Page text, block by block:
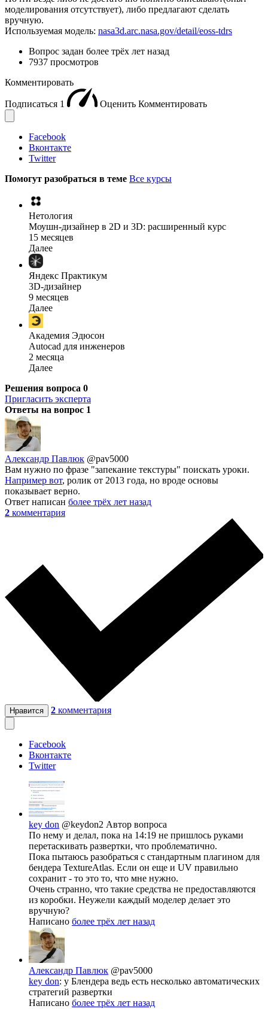
моделирования отсутствует), либо предлагают сделать
вручную.
Используемая модель: nasa3d.arc.nasa.gov/detail/eoss-tdrs
Вопрос задан более трёх лет назад
7937 просмотров
Комментировать
Подписаться 1 Оценить Комментировать
Facebook
Вконтакте
Twitter
Помогут разобраться в теме Все курсы
Нетология
Моушн-дизайнер в 2D и 3D: расширенный курс
15 месяцев
Далее
Яндекс Практикум
3D-дизайнер
9 месяцев
Далее
Академия Эдюсон
Autocad для инженеров
2 месяца
Далее
Решения вопроса 0
Пригласить эксперта
Ответы на вопрос 1
Александр Павлюк @pav5000
Вам нужно по фразе "запекание текстуры" поискать уроки.
Например вот, ролик от 2013 года, но вроде основы
показывает верно.
Ответ написан более трёх лет назад
2 комментария
Нравится 2 комментария
Facebook
Вконтакте
Twitter
key don @keydon2 Автор вопроса
По нему и делал, пока на 14:19 не пришлось руками
перетаскивать развертки, что проблематично.
Пока пытаюсь разобраться с стандартным плагином для
бендера TextureAtlas. Если он еще и UV правильно
сохранит - то это то, что мне нужно.
Очень странно, что такие средства не предоставляются
из коробки. Неужели каждый моделер делает это
вручную?
Написано более трёх лет назад
Александр Павлюк @pav5000
key don: у Блендера ведь есть несколько автоматических
стратегий развертки
Написано более трёх лет назад